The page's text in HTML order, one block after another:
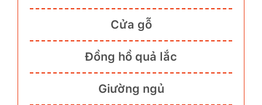
Cửa gỗ
Đồng hồ quả lắc
Giường ngủ